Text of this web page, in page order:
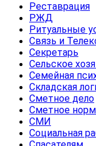
Реставрация
РЖД
Ритуальные
Связь и
Секретарь
Сельское
Семейная
Складская
Сметное дело
Сметное
СМИ
Социальная